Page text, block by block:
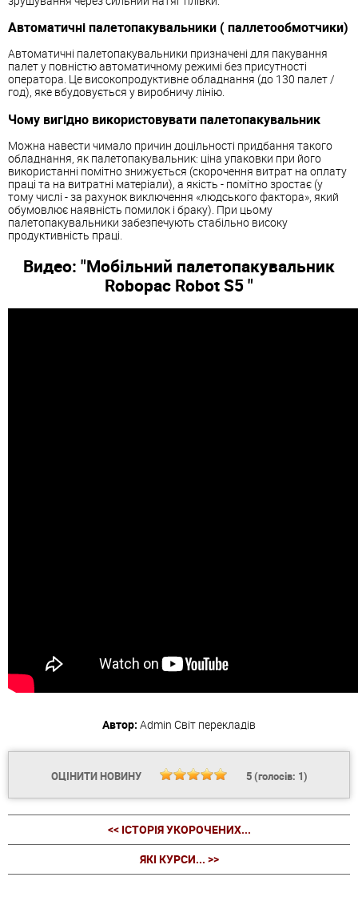
Автоматичні палетопакувальники ( паллетообмотчики)
Автоматичні палетопакувальники призначені для пакування
палет у повністю автоматичному режимі без присутності
оператора. Це високопродуктивне обладнання (до 130 палет /
год), яке вбудовується у виробничу лінію.
Чому вигідно використовувати палетопакувальник
Можна навести чимало причин доцільності придбання такого
обладнання, як палетопакувальник: ціна упаковки при його
використанні помітно знижується (скорочення витрат на оплату
праці та на витратні матеріали), а якість - помітно зростає (у
тому числі - за рахунок виключення «людського фактора», який
обумовлює наявність помилок і браку). При цьому
палетопакувальники забезпечують стабільно високу
продуктивність праці.
Видео: "Мобільний палетопакувальник
Robopac Robot S5 "
Автор: Admin Світ перекладів
ОЦІНИТИ НОВИНУ 5(голосів: 1)
<< ІСТОРІЯ УКОРОЧЕНИХ...
ЯКІ КУРСИ... >>